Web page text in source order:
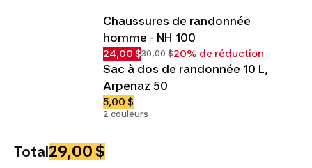
Chaussures de randonnée
homme - NH 100
24,00 $30,00 $20% de réduction
Sac à dos de randonnée 10 L,
Arpenaz 50
5,00 $
2 couleurs
Total29,00 $